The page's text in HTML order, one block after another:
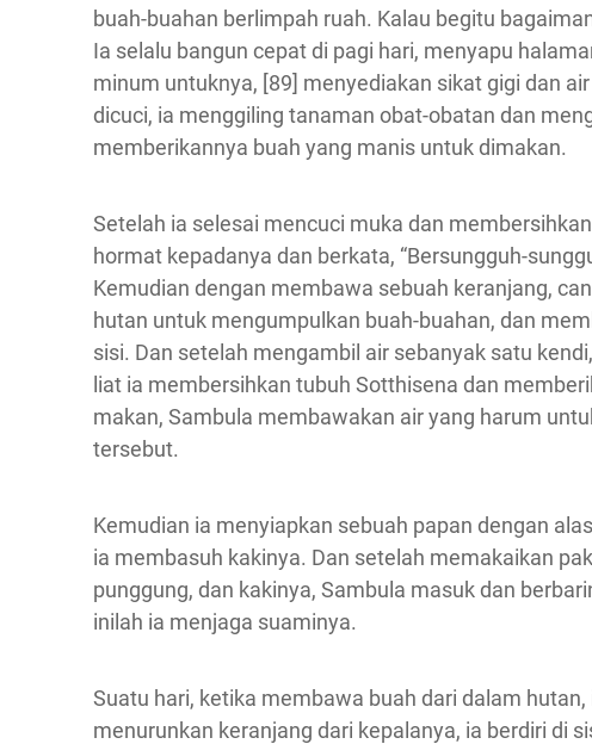
buah-buahan berlimpah ruah. Kalau begitu
Ia selalu bangun cepat di pagi hari, menyapu
minum untuknya, [89] menyediakan sikat gigi dan
dicuci, ia menggiling tanaman obat-obatan dan
memberikannya buah yang manis untuk dimakan.
Setelah ia selesai mencuci muka dan
hormat kepadanya dan berkata, “Bersungguh-
Kemudian dengan membawa sebuah keranjang,
hutan untuk mengumpulkan buah-buahan, dan
sisi. Dan setelah mengambil air sebanyak satu
liat ia membersihkan tubuh Sotthisena dan
makan, Sambula membawakan air yang harum
tersebut.
Kemudian ia menyiapkan sebuah papan dengan
ia membasuh kakinya. Dan setelah memakaikan
punggung, dan kakinya, Sambula masuk dan
inilah ia menjaga suaminya.
Suatu hari, ketika membawa buah dari dalam
menurunkan keranjang dari kepalanya, ia berdiri di